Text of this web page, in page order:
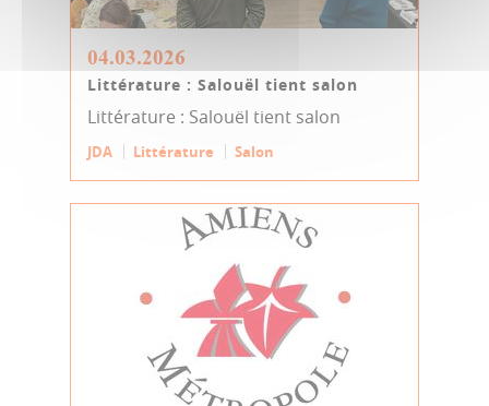
04.03.2026
Littérature : Salouël tient salon
Littérature : Salouël tient salon
JDA Littérature Salon